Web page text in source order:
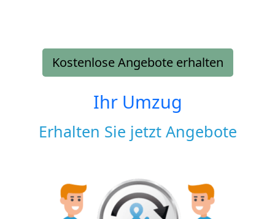
Kostenlose Angebote erhalten
Ihr Umzug
Erhalten Sie jetzt Angebote